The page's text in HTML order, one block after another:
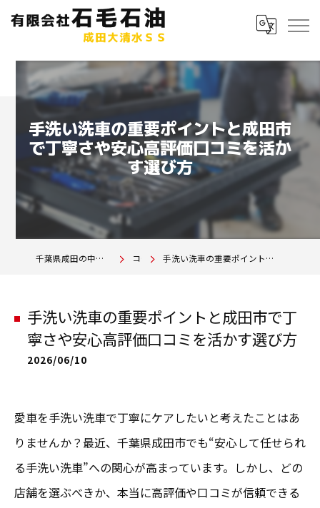
手洗い洗車の重要ポイントと成田市
で丁寧さや安心高評価口コミを活か
す選び方
千葉県成田の中古車は有限会社石毛石油 成田大清水SS コラム 手洗い洗車の重要ポイントと成田市で丁寧さや安心高評価口コミを活かす選び方
手洗い洗車の重要ポイントと成田市で丁
寧さや安心高評価口コミを活かす選び方
2026/06/10
愛車を手洗い洗車で丁寧にケアしたいと考えたことはあ
りませんか？最近、千葉県成田市でも“安心して任せられ
る手洗い洗車”への関心が高まっています。しかし、どの
店舗を選ぶべきか、本当に高評価や口コミが信頼できる